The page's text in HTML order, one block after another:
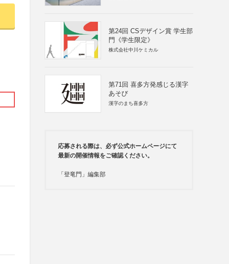
第24回 CSデザイン賞 学生部
門《学生限定》
株式会社中川ケミカル
第71回 喜多方発感じる漢字
あそび
漢字のまち喜多方
応募される際は、必ず公式ホームページにて
最新の開催情報をご確認ください。
「登竜門」編集部